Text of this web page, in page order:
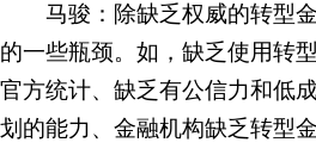
马骏：除缺乏权威的转型金
的一些瓶颈。如，缺乏使用转
官方统计、缺乏有公信力和低
划的能力、金融机构缺乏转型